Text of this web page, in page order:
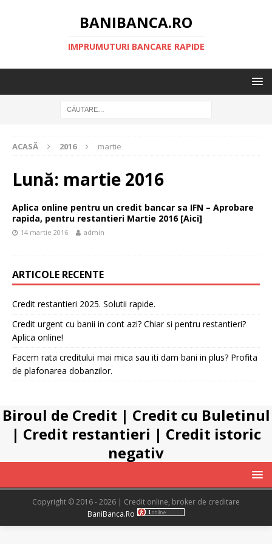
BANIBANCA.RO
IMPRUMUTURI BANCARE RAPIDE
ACASĂ 2016 martie
Lună: martie 2016
Aplica online pentru un credit bancar sa IFN – Aprobare
rapida, pentru restantieri Martie 2016 [Aici]
14 martie 2016 admin
ARTICOLE RECENTE
Credit restantieri 2025. Solutii rapide.
Credit urgent cu banii in cont azi? Chiar si pentru restantieri?
Aplica online!
Facem rata creditului mai mica sau iti dam bani in plus? Profita
de plafonarea dobanzilor.
Biroul de Credit | Credit cu Buletinul
| Credit restantieri | Credit istoric
negativ
Copyright © 2016 - 2026 | Credit online, broker de creditare
BaniBanca.Ro